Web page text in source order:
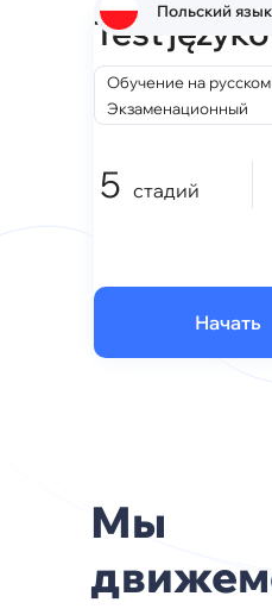
Польский язык
Test
Обучение на русском
Экзаменационный
5 стадий
Начать
Мы